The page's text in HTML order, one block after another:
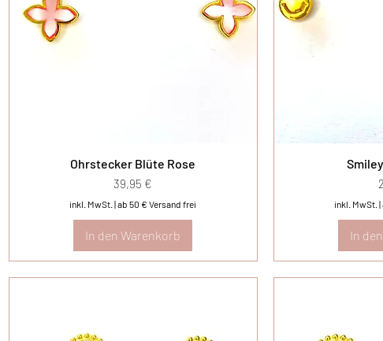
Ohrstecker Blüte Rose
Preis
39,95 €
inkl. MwSt. |ab 50 € Versand frei
In den Warenkorb
inkl. MwSt. |
In